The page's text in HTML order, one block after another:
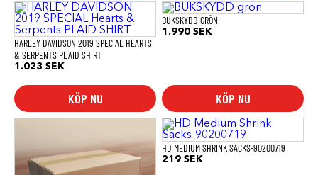
HARLEY DAVIDSON 2019 SPECIAL HEARTS
& SERPENTS PLAID SHIRT
1.023 SEK
KÖP NU
Den
här
produkten
har
flera
varianter.
olika
alternativen
kan
väljas
BUKSKYDD GRÖN
1.990 SEK
KÖP NU
HD MEDIUM SHRINK SACKS-90200719
219 SEK